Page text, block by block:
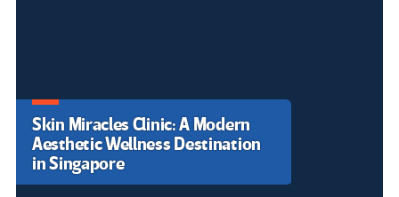
Skin Miracles Clinic: A Modern
Aesthetic Wellness Destination
in Singapore